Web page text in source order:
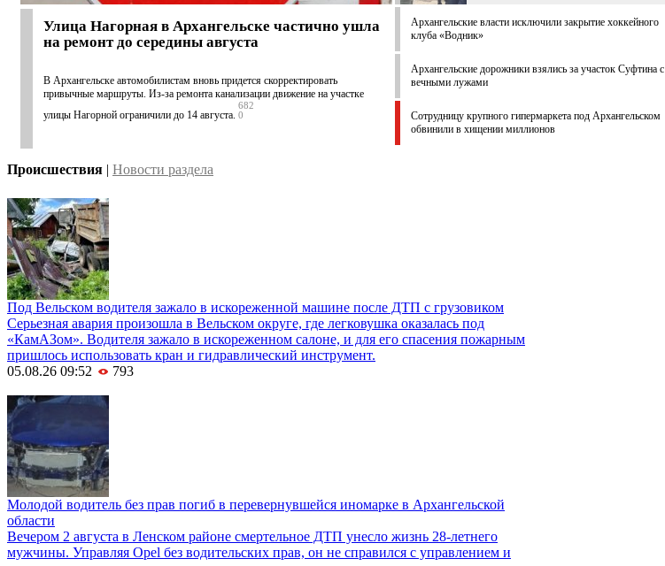
Улица Нагорная в Архангельске частично ушла
на ремонт до середины августа
В Архангельске автомобилистам вновь придется скорректировать
привычные маршруты. Из-за ремонта канализации движение на участке
улицы Нагорной ограничили до 14 августа.
682
0
Архангельские власти исключили закрытие хоккейного
клуба «Водник»
Архангельские дорожники взялись за участок Суфтина с
вечными лужами
Сотрудницу крупного гипермаркета под Архангельском
обвинили в хищении миллионов
Происшествия | Новости раздела
Под Вельском водителя зажало в искореженной машине после ДТП с грузовиком
Серьезная авария произошла в Вельском округе, где легковушка оказалась под
«КамАЗом». Водителя зажало в искореженном салоне, и для его спасения пожарным
пришлось использовать кран и гидравлический инструмент.
05.08.26 09:52
793
Молодой водитель без прав погиб в перевернувшейся иномарке в Архангельской
области
Вечером 2 августа в Ленском районе смертельное ДТП унесло жизнь 28-летнего
мужчины. Управляя Opel без водительских прав, он не справился с управлением и